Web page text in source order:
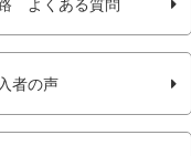
よくある質問
者の声